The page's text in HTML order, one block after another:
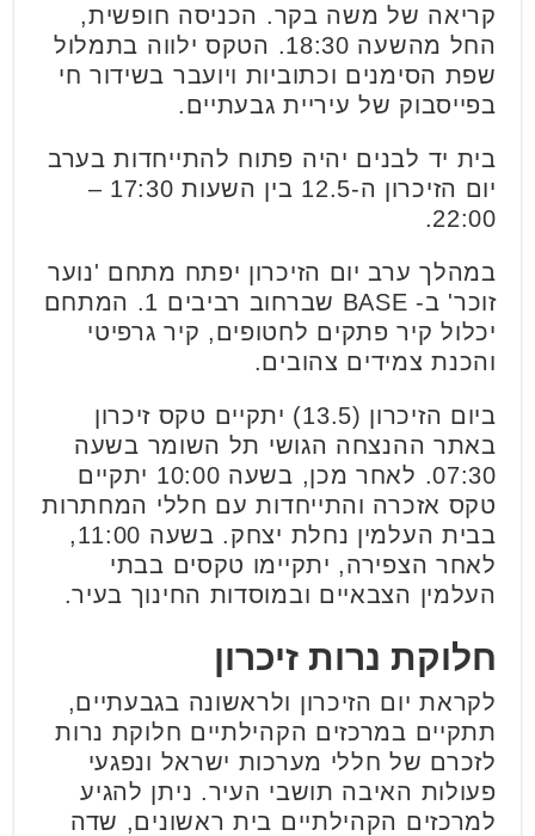
קריאה של משה בקר. הכניסה חופשית,
החל מהשעה 18:30. הטקס ילווה בתמלול
שפת הסימנים וכתוביות ויועבר בשידור חי
בפייסבוק של עיריית גבעתיים.
בית יד לבנים יהיה פתוח להתייחדות בערב
יום הזיכרון ה-12.5 בין השעות 17:30 –
22:00.
במהלך ערב יום הזיכרון יפתח מתחם 'נוער
זוכר' ב- BASE שברחוב רביבים 1. המתחם
יכלול קיר פתקים לחטופים, קיר גרפיטי
והכנת צמידים צהובים.
ביום הזיכרון (13.5) יתקיים טקס זיכרון
באתר ההנצחה הגושי תל השומר בשעה
07:30. לאחר מכן, בשעה 10:00 יתקיים
טקס אזכרה והתייחדות עם חללי המחתרות
בבית העלמין נחלת יצחק. בשעה 11:00,
לאחר הצפירה, יתקיימו טקסים בבתי
העלמין הצבאיים ובמוסדות החינוך בעיר.
חלוקת נרות זיכרון
לקראת יום הזיכרון ולראשונה בגבעתיים,
תתקיים במרכזים הקהילתיים חלוקת נרות
לזכרם של חללי מערכות ישראל ונפגעי
פעולות האיבה תושבי העיר. ניתן להגיע
למרכזים הקהילתיים בית ראשונים, שדה